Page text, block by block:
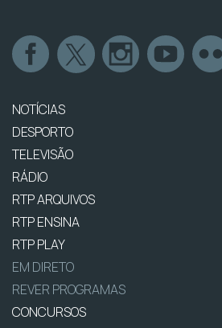
NOTÍCIAS
DESPORTO
TELEVISÃO
RÁDIO
RTP ARQUIVOS
RTP ENSINA
RTP PLAY
EM DIRETO
REVER PROGRAMAS
CONCURSOS